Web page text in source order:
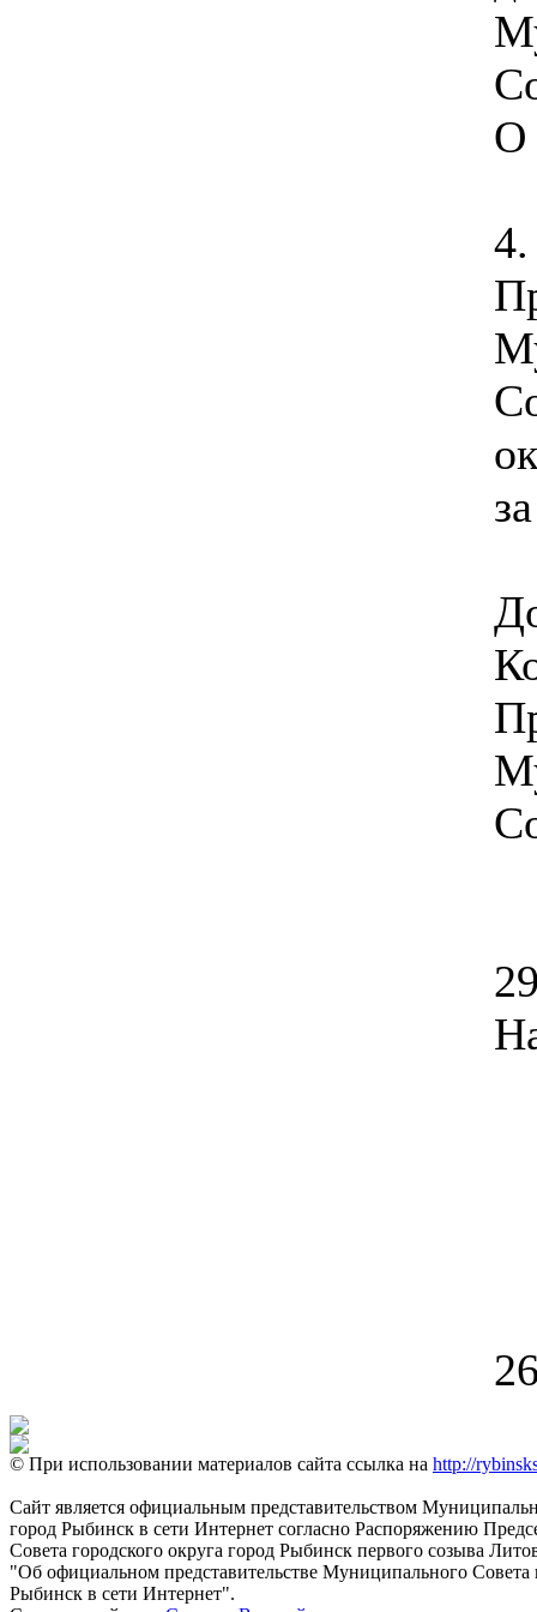
О
© При использовании материалов сайта ссылка на http://
Сайт является официальным представительством
город Рыбинск в сети Интернет согласно Распоряжению
Совета городского округа город Рыбинск первого созыва
"Об официальном представительстве Муниципального Совета
Рыбинск в сети Интернет".